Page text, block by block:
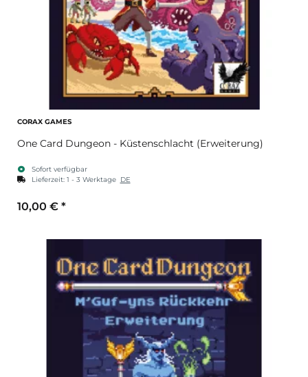
CORAX GAMES
One Card Dungeon - Küstenschlacht (Erweiterung)
Sofort verfügbar
Lieferzeit: 1 - 3 Werktage DE
10,00 € *